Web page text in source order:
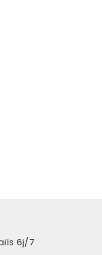
6j/7